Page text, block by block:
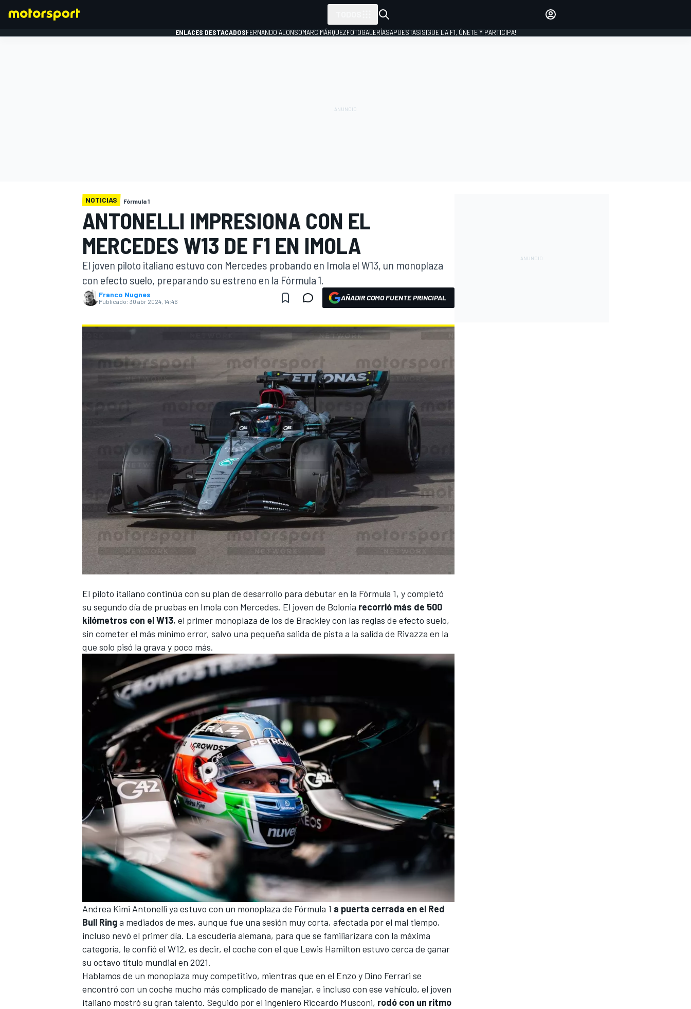
FÓRMULA E
ENLACES DESTACADOSFERNANDO ALONSOMARC MÁRQUEZFOTOGALERÍASAPUESTAS¡SIGUE LA F1, ÚNETE Y PARTICIPA!
NOTICIAS Fórmula 1
ANTONELLI IMPRESIONA CON EL
MERCEDES W13 DE F1 EN IMOLA
El joven piloto italiano estuvo con Mercedes probando en Imola el W13, un monoplaza
con efecto suelo, preparando su estreno en la Fórmula 1.
Franco Nugnes
Publicado: 30 abr 2024, 14:46 AÑADIR COMO FUENTE PRINCIPAL
El piloto italiano continúa con su plan de desarrollo para debutar en la Fórmula 1, y completó
su segundo día de pruebas en Imola con Mercedes. El joven de Bolonia recorrió más de 500
kilómetros con el W13, el primer monoplaza de los de Brackley con las reglas de efecto suelo,
sin cometer el más mínimo error, salvo una pequeña salida de pista a la salida de Rivazza en la
que solo pisó la grava y poco más.
Andrea Kimi Antonelli ya estuvo con un monoplaza de Fórmula 1 a puerta cerrada en el Red
Bull Ringa mediados de mes, aunque fue una sesión muy corta, afectada por el mal tiempo,
incluso nevó el primer día. La escudería alemana, para que se familiarizara con la máxima
categoría, le confió el W12, es decir, el coche con el que Lewis Hamilton estuvo cerca de ganar
su octavo título mundial en 2021.
Hablamos de un monoplaza muy competitivo, mientras que en el Enzo y Dino Ferrari se
encontró con un coche mucho más complicado de manejar, e incluso con ese vehículo, el joven
italiano mostró su gran talento. Seguido por el ingeniero Riccardo Musconi, rodó con un ritmo